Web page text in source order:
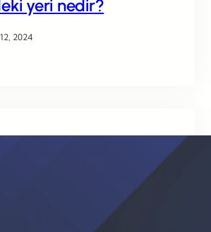
yeri nedir?
2024